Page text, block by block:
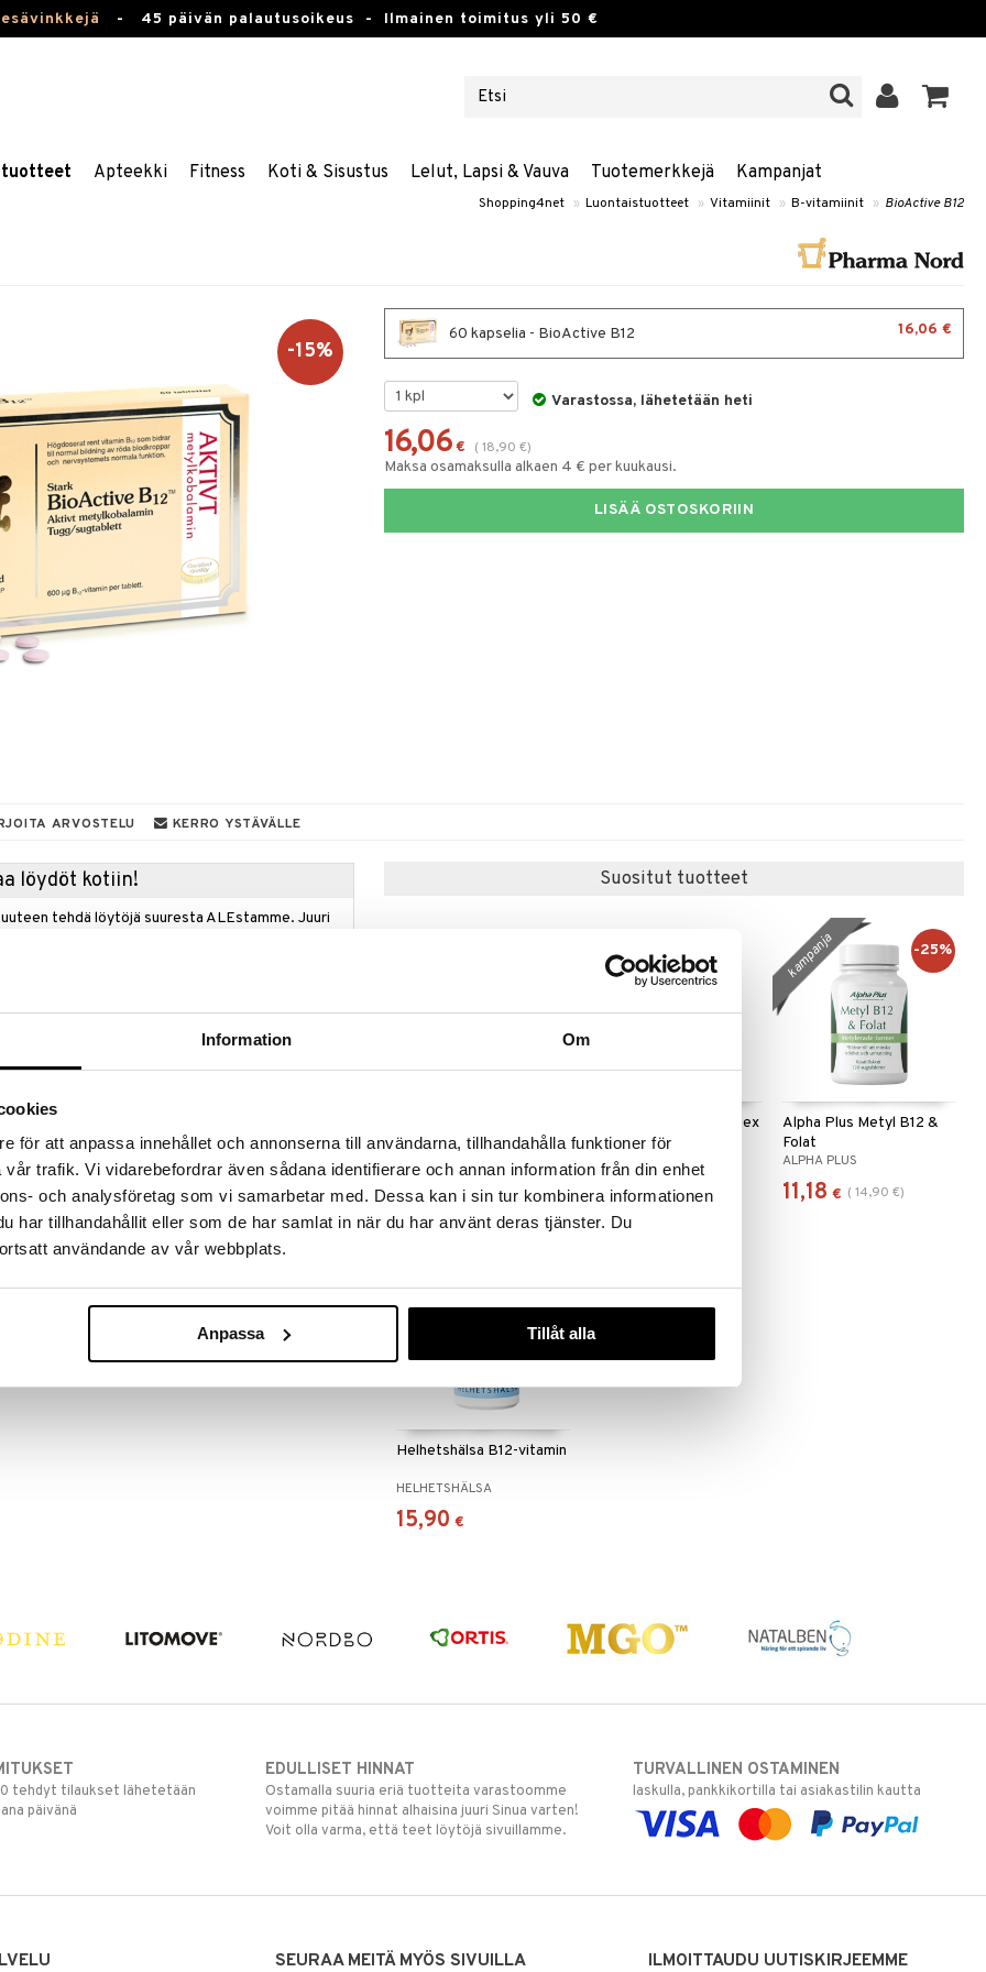
Information Om
för att anpassa innehållet och annonserna till användarna, tillhandahålla funktioner för
trafik. Vi vidarebefordrar även sådana identifierare och annan information från din enhet
och analysföretag som vi samarbetar med. Dessa kan i sin tur kombinera informationen
har tillhandahållit eller som de har samlat in när du har använt deras tjänster. Du
användande av vår webbplats.
Anpassa Tillåt alla
- 45 päivän palautusoikeus - Ilmainen toimitus yli 50 €
Apteekki Fitness Koti & Sisustus Lelut, Lapsi & Vauva Tuotemerkkejä Kampanjat
Shopping4net » Luontaistuotteet » Vitamiinit » B-vitamiinit » BioActive B12
-15%
60 kapselia - BioActive B12 16,06 €
Varastossa, lähetetään heti
16,06 € ( 18,90 €)
Maksa osamaksulla alkaen 4 € per kuukausi.
LISÄÄ OSTOSKORIIN
ARVOSTELU KERRO YSTÄVÄLLE
löydöt kotiin!
tehdä löytöjä suuresta ALEstamme. Juuri
ale-löydöt »
imeskely- ja purutabletti. B12-
ei tule ylittää. Ravintolisällä ei voi korvata
Makua vahvistavat aineet: glysiini,
Aromi: piparminttujauhe,
Suositut tuotteet
Saatavana useana
HELHETSHÄLSA
alk. 14,90 €
Holistic Mega B-komplex
HOLISTIC
15,90 €
Alpha Plus Metyl B12 &
Folat
ALPHA PLUS
11,18 € ( 14,90 €)
kampanja -25%
Helhetshälsa B12-vitamin
HELHETSHÄLSA
15,90 €
tehdyt tilaukset lähetetään
päivänä
EDULLISET HINNAT
Ostamalla suuria eriä tuotteita varastoomme
voimme pitää hinnat alhaisina juuri Sinua varten!
Voit olla varma, että teet löytöjä sivuillamme.
TURVALLINEN OSTAMINEN
laskulla, pankkikortilla tai asiakastilin kautta
SEURAA MEITÄ MYÖS SIVUILLA ILMOITTAUDU UUTISKIRJEEMME